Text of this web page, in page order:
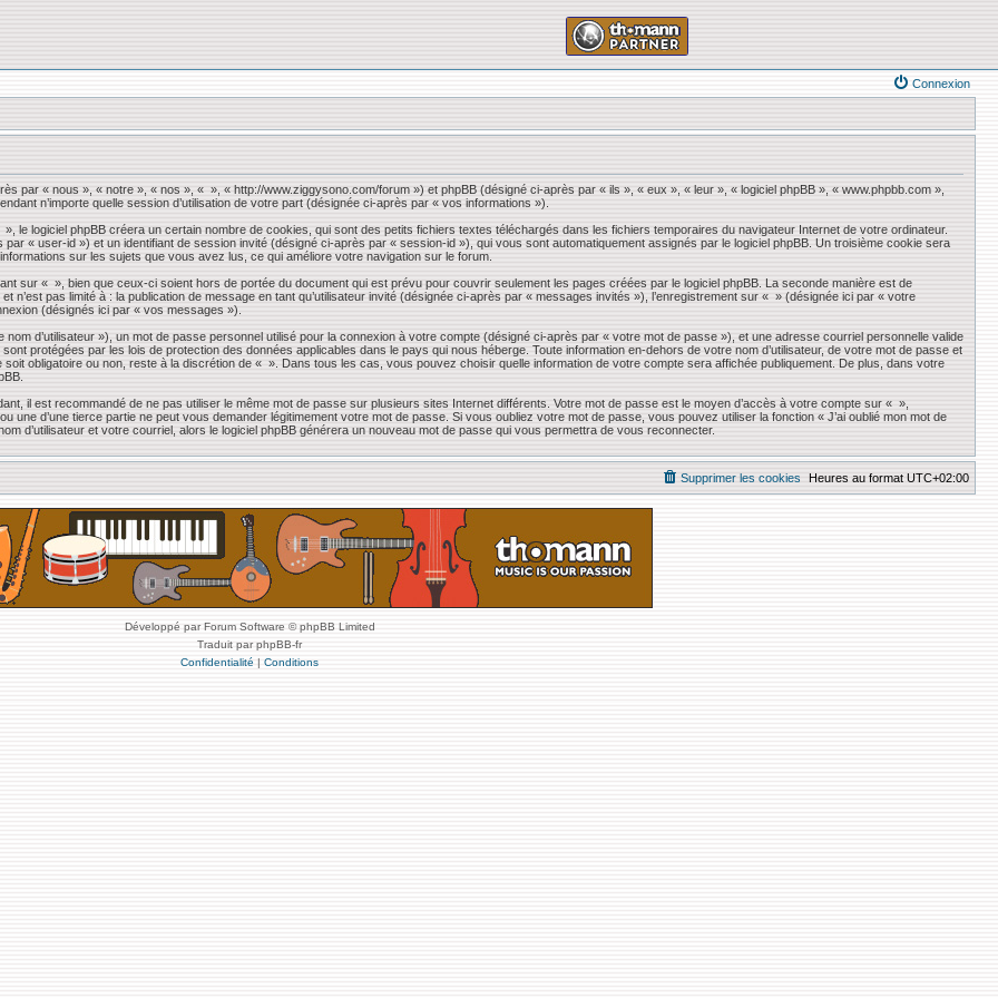
Connexion
par « nous », « notre », « nos », « », « http://www.ziggysono.com/forum ») et phpBB (désigné ci-après par « ils », « eux », « leur », « logiciel phpBB », « www.phpbb.com »,
n’importe quelle session d’utilisation de votre part (désignée ci-après par « vos informations »).
le logiciel phpBB créera un certain nombre de cookies, qui sont des petits fichiers textes téléchargés dans les fichiers temporaires du navigateur Internet de votre ordinateur.
« user-id ») et un identifiant de session invité (désigné ci-après par « session-id »), qui vous sont automatiquement assignés par le logiciel phpBB. Un troisième cookie sera
sur les sujets que vous avez lus, ce qui améliore votre navigation sur le forum.
sur « », bien que ceux-ci soient hors de portée du document qui est prévu pour couvrir seulement les pages créées par le logiciel phpBB. La seconde manière est de
n’est pas limité à : la publication de message en tant qu’utilisateur invité (désignée ci-après par « messages invités »), l’enregistrement sur « » (désignée ici par « votre
(désignés ici par « vos messages »).
d’utilisateur »), un mot de passe personnel utilisé pour la connexion à votre compte (désigné ci-après par « votre mot de passe »), et une adresse courriel personnelle valide
protégées par les lois de protection des données applicables dans le pays qui nous héberge. Toute information en-dehors de votre nom d’utilisateur, de votre mot de passe et
obligatoire ou non, reste à la discrétion de « ». Dans tous les cas, vous pouvez choisir quelle information de votre compte sera affichée publiquement. De plus, dans votre
il est recommandé de ne pas utiliser le même mot de passe sur plusieurs sites Internet différents. Votre mot de passe est le moyen d’accès à votre compte sur « »,
d’une tierce partie ne peut vous demander légitimement votre mot de passe. Si vous oubliez votre mot de passe, vous pouvez utiliser la fonction « J’ai oublié mon mot de
d’utilisateur et votre courriel, alors le logiciel phpBB générera un nouveau mot de passe qui vous permettra de vous reconnecter.
Heures au format UTC+02:00
Supprimer les cookies
Développé par Forum Software © phpBB Limited
Traduit par phpBB-fr
Confidentialité | Conditions